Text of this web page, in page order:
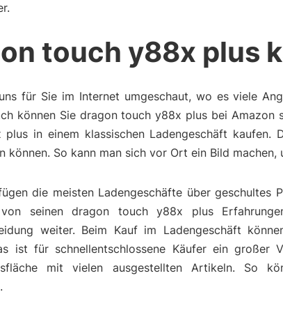
touch y88x plus
für Sie im Internet umgeschaut, wo es viele
können Sie dragon touch y88x plus bei
in einem klassischen Ladengeschäft
können. So kann man sich vor Ort ein Bild
die meisten Ladengeschäfte über geschultes
seinen dragon touch y88x plus
weiter. Beim Kauf im Ladengeschäft
ist für schnellentschlossene Käufer ein großer
mit vielen ausgestellten Artikeln. So